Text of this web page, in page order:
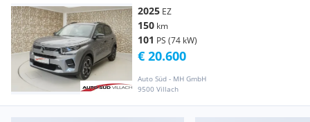
2025 EZ
150 km
101 PS (74 kW)
Auto Süd - MH GmbH
9500 Villach
€ 20.600